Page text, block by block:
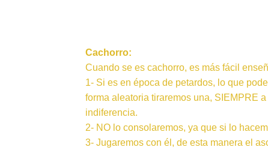
Cachorro:
Cuando se es cachorro, es más fácil
1- Si es en época de petardos, lo que
forma aleatoria tiraremos una, SIEMPRE
indiferencia.
2- NO lo consolaremos, ya que si lo
3- Jugaremos con él, de esta manera el